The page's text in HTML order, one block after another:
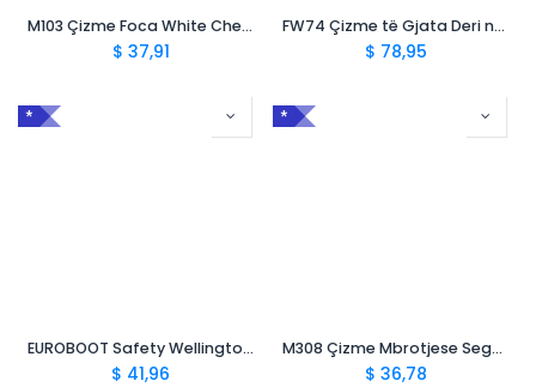
M103 Çizme Foca White Chemical OB CI FO SRA
$ 37,91
FW74 Çizme të Gjata Deri në Kraharor S5 FO SR
$ 78,95
*
EUROBOOT Safety Wellingtons S5 SRC
$ 41,96
*
M308 Çizme Mbrotjese Segur Foca S4 CI SRC
$ 36,78